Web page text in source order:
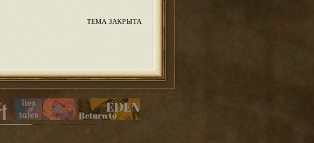
ТЕМА ЗАКРЫТА